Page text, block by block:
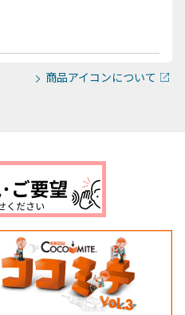
商品アイコンについて